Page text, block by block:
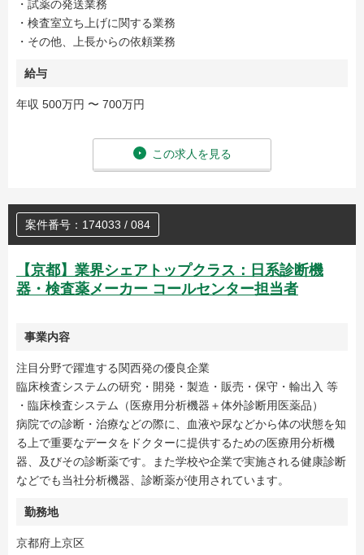
・試薬の発送業務
・検査室立ち上げに関する業務
・その他、上長からの依頼業務
給与
年収 500万円 〜 700万円
この求人を見る
案件番号：174033 / 084
【京都】業界シェアトップクラス：日系診断機
器・検査薬メーカー コールセンター担当者
事業内容
注目分野で躍進する関西発の優良企業
臨床検査システムの研究・開発・製造・販売・保守・輸出入 等
・臨床検査システム（医療用分析機器＋体外診断用医薬品）
病院での診断・治療などの際に、血液や尿などから体の状態を知
る上で重要なデータをドクターに提供するための医療用分析機
器、及びその診断薬です。また学校や企業で実施される健康診断
などでも当社分析機器、診断薬が使用されています。
勤務地
京都府上京区